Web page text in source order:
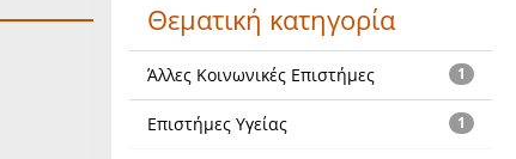
Θεματική κατηγορία
1
Άλλες Κοινωνικές Επιστήμες
1
Επιστήμες Υγείας